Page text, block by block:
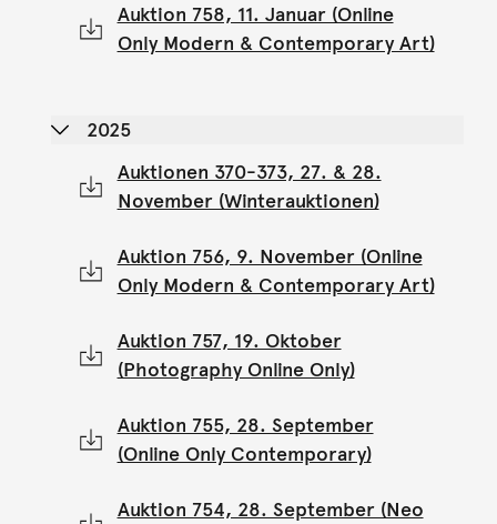
Auktion 758, 11. Januar (Online
Only Modern & Contemporary Art)
2025
Auktionen 370-373, 27. & 28.
November (Winterauktionen)
Auktion 756, 9. November (Online
Only Modern & Contemporary Art)
Auktion 757, 19. Oktober
(Photography Online Only)
Auktion 755, 28. September
(Online Only Contemporary)
Auktion 754, 28. September (Neo